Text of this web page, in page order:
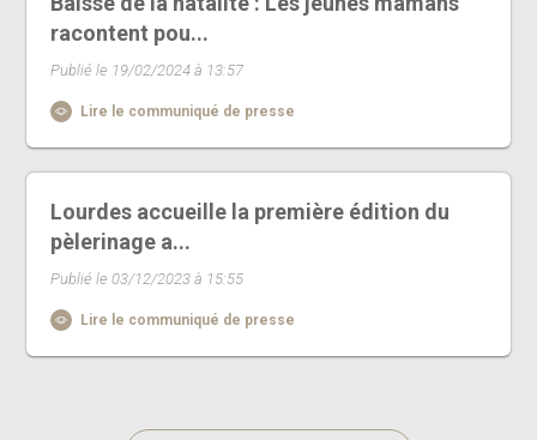
racontent pou...
Publié le 19/02/2024 à 13:57
Lire le communiqué de presse
Lourdes accueille la première édition du
pèlerinage a...
Publié le 03/12/2023 à 15:55
Lire le communiqué de presse